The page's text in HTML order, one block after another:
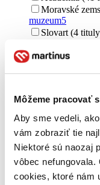
Môžeme pracovať
Aby sme vedeli,
vám zobraziť tie
Niektoré sú naozaj
vôbec
cookies, ktoré nám
Moravské
muzeum5
Slovart (4
Josef Filip
Kant (3 tituly)
Grada (2 tituly)
Mladá fronta
Prostor (2
Spektrum
Dorling
Columbus (2
Baron (2 tituly)